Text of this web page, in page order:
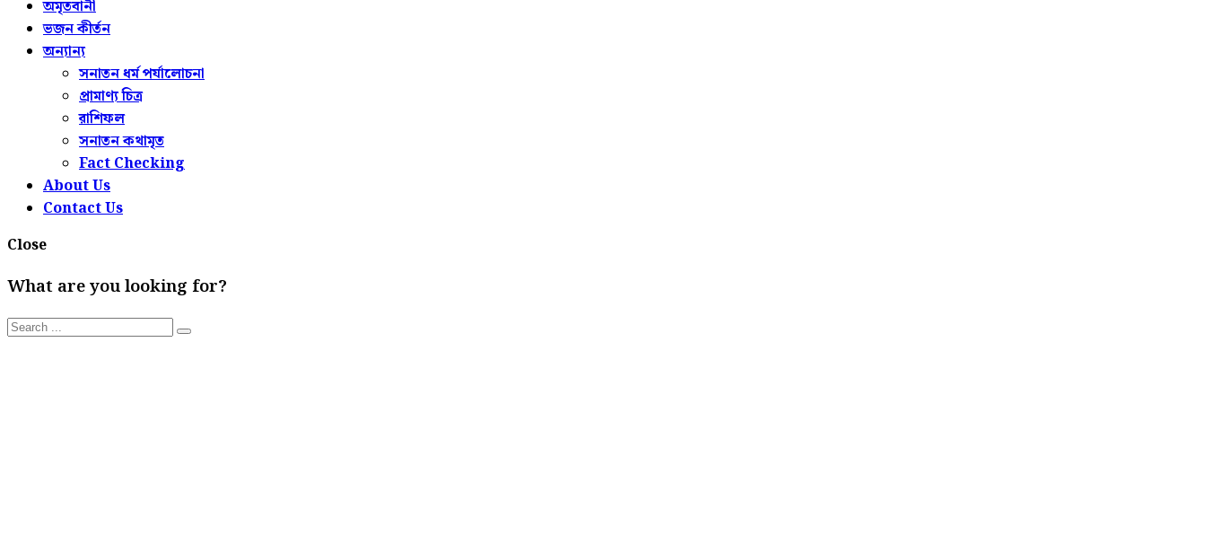
অমৃতবানী
ভজন কীর্তন
অন্যান্য
সনাতন ধর্ম পর্যালোচনা
প্রামাণ্য চিত্র
রাশিফল
সনাতন কথামৃত
Fact Checking
About Us
Contact Us
Close
What are you looking for?